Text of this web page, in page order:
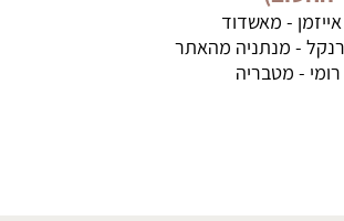
- מאשדוד
- מנתניה מהאתר
מטבריה